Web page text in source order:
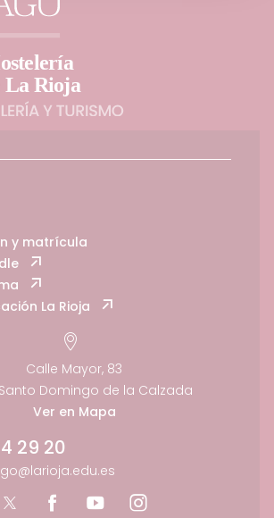
y matrícula
La Rioja
Calle Mayor, 83
Domingo de la Calzada
Ver en Mapa
29 20